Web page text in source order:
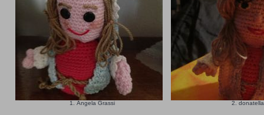
1. Angela Grassi 2.